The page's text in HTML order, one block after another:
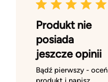
Produkt nie
posiada
jeszcze opinii
Bądź pierwszy - oceń